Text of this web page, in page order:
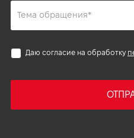
Даю согласие на обработку